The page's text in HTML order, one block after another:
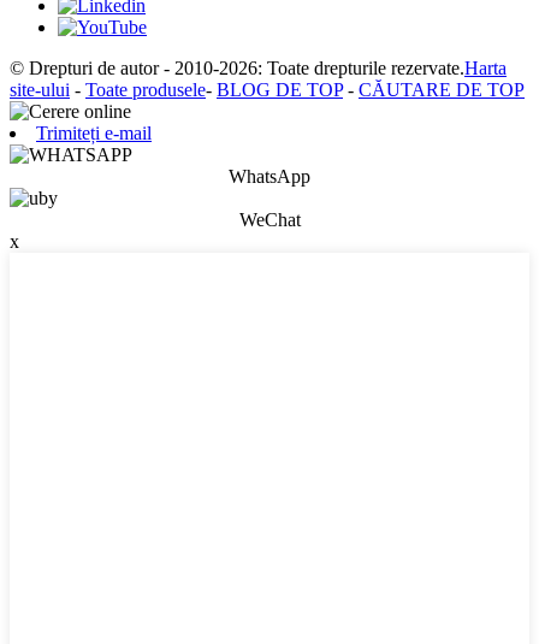
© Drepturi de autor - 2010-2026: Toate drepturile rezervate.Harta
site-ului - Toate produsele- BLOG DE TOP- CĂUTARE DE TOP
Trimiteți e-mail
WhatsApp
WeChat
x